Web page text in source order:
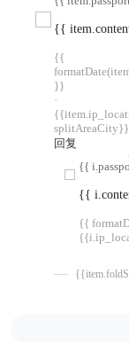
{{
{{
}}
·
splitAreaCity}}
回复
{{
{{
{{